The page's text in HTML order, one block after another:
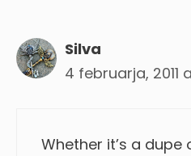
Silva
4 februarja, 2011
Whether it’s a dupe